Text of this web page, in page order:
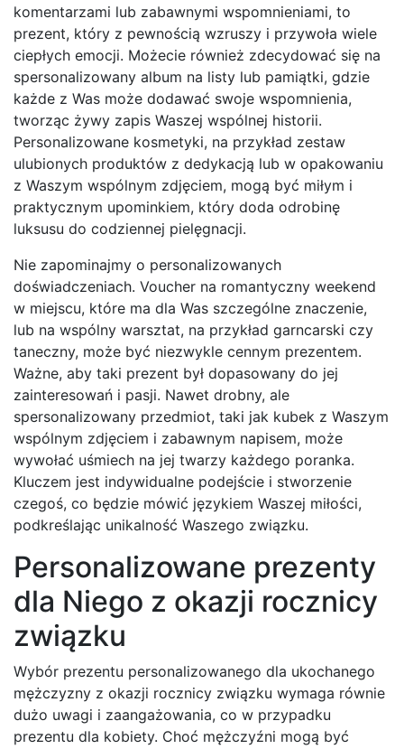
komentarzami lub zabawnymi wspomnieniami, to
prezent, który z pewnością wzruszy i przywoła wiele
ciepłych emocji. Możecie również zdecydować się na
spersonalizowany album na listy lub pamiątki, gdzie
każde z Was może dodawać swoje wspomnienia,
tworząc żywy zapis Waszej wspólnej historii.
Personalizowane kosmetyki, na przykład zestaw
ulubionych produktów z dedykacją lub w opakowaniu
z Waszym wspólnym zdjęciem, mogą być miłym i
praktycznym upominkiem, który doda odrobinę
luksusu do codziennej pielęgnacji.
Nie zapominajmy o personalizowanych
doświadczeniach. Voucher na romantyczny weekend
w miejscu, które ma dla Was szczególne znaczenie,
lub na wspólny warsztat, na przykład garncarski czy
taneczny, może być niezwykle cennym prezentem.
Ważne, aby taki prezent był dopasowany do jej
zainteresowań i pasji. Nawet drobny, ale
spersonalizowany przedmiot, taki jak kubek z Waszym
wspólnym zdjęciem i zabawnym napisem, może
wywołać uśmiech na jej twarzy każdego poranka.
Kluczem jest indywidualne podejście i stworzenie
czegoś, co będzie mówić językiem Waszej miłości,
podkreślając unikalność Waszego związku.
Personalizowane prezenty
dla Niego z okazji rocznicy
związku
Wybór prezentu personalizowanego dla ukochanego
mężczyzny z okazji rocznicy związku wymaga równie
dużo uwagi i zaangażowania, co w przypadku
prezentu dla kobiety. Choć mężczyźni mogą być